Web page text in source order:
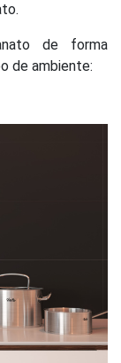
de forma
de ambiente: